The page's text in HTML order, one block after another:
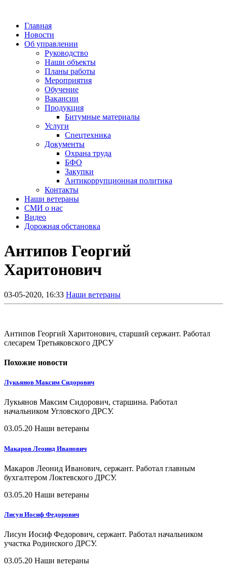
Главная
Новости
Об управлении
Руководство
Наши объекты
Планы работы
Мероприятия
Обучение
Вакансии
Продукция
Битумные материалы
Услуги
Спецтехника
Документы
Охрана труда
БФО
Закупки
Антикоррупционная политика
Контакты
Наши ветераны
СМИ о нас
Видео
Дорожная обстановка
Антипов Георгий
Харитонович
3-05-2020, 16:33 Наши ветераны
0
Антипов Георгий Харитонович, старший сержант. Работал
слесарем Третьяковского ДРСУ
Похожие новости
Лукьянов Максим Сидорович
Лукьянов Максим Сидорович, старшина. Работал
начальником Угловского ДРСУ.
03.05.20 Наши ветераны
Макаров Леонид Иванович
Макаров Леонид Иванович, сержант. Работал главным
бухгалтером Локтевского ДРСУ.
03.05.20 Наши ветераны
Лисун Иосиф Федорович
Лисун Иосиф Федорович, сержант. Работал начальником
участка Родинского ДРСУ.
03.05.20 Наши ветераны